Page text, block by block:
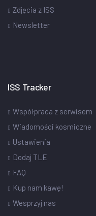
Zdjęcia z ISS
Newsletter
ISS Tracker
Współpraca z serwisem
Wiadomości kosmiczne
Ustawienia
Dodaj TLE
FAQ
Kup nam kawę!
Wesprzyj nas